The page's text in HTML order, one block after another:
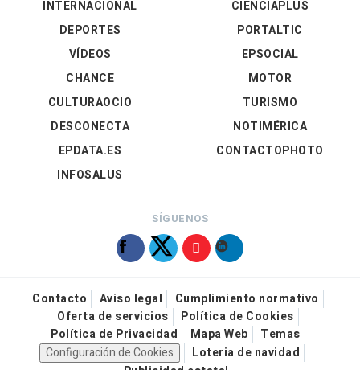
INTERNACIONAL
DEPORTES
VÍDEOS
CIENCIAPLUS
PORTALTIC
EPSOCIAL
CHANCE
CULTURAOCIO
DESCONECTA
EPDATA.ES
INFOSALUS
MOTOR
TURISMO
NOTIMÉRICA
CONTACTOPHOTO
SÍGUENOS
Contacto Aviso legal
Cumplimiento normativo
Oferta de servicios
Política de Cookies
Política de Privacidad
Mapa Web
Temas
Configuración de Cookies
Loteria de navidad